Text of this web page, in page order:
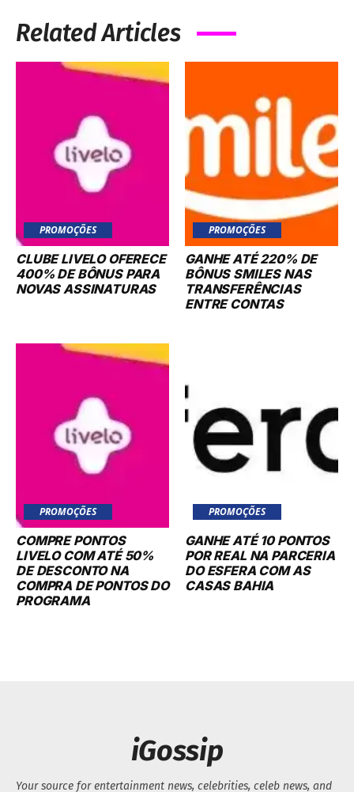
Related Articles
PROMOÇÕES
CLUBE LIVELO OFERECE
400% DE BÔNUS PARA
NOVAS ASSINATURAS
PROMOÇÕES
GANHE ATÉ 220% DE
BÔNUS SMILES NAS
TRANSFERÊNCIAS
ENTRE CONTAS
PROMOÇÕES
COMPRE PONTOS
LIVELO COM ATÉ 50%
DE DESCONTO NA
COMPRA DE PONTOS DO
PROGRAMA
PROMOÇÕES
GANHE ATÉ 10 PONTOS
POR REAL NA PARCERIA
DO ESFERA COM AS
CASAS BAHIA
iGossip
Your source for entertainment news, celebrities, celeb news, and